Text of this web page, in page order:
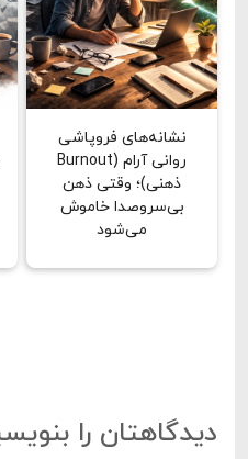
نشانه‌های فروپاشی
روانی آرام (Burnout
ذهنی)؛ وقتی ذهن
بی‌سروصدا خاموش
می‌شود
دیدگاهتان را